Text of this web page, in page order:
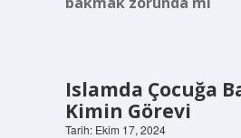
Islamda Çocuğa
Kimin Görevi
Tarih: Ekim 17, 2024